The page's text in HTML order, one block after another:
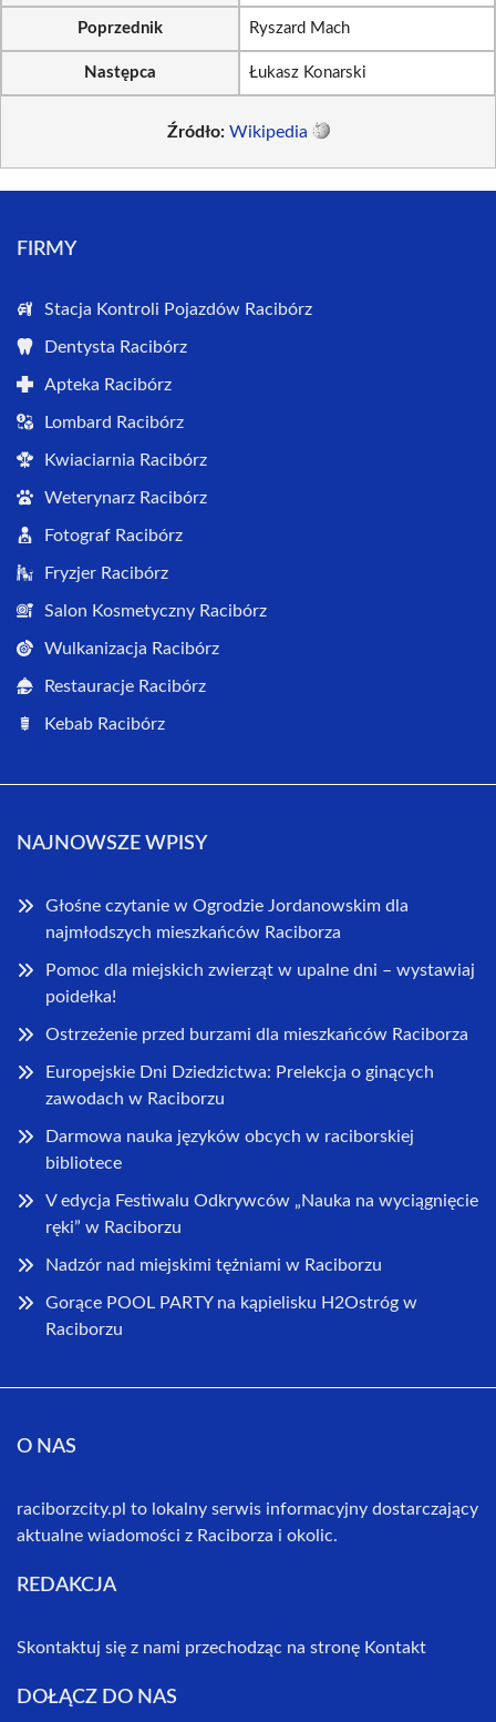
Poprzednik Ryszard Mach
Następca Łukasz Konarski
Źródło: Wikipedia
FIRMY
Stacja Kontroli Pojazdów Racibórz
Dentysta Racibórz
Apteka Racibórz
Lombard Racibórz
Kwiaciarnia Racibórz
Weterynarz Racibórz
Fotograf Racibórz
Fryzjer Racibórz
Salon Kosmetyczny Racibórz
Wulkanizacja Racibórz
Restauracje Racibórz
Kebab Racibórz
NAJNOWSZE WPISY
Głośne czytanie w Ogrodzie Jordanowskim dla
najmłodszych mieszkańców Raciborza
Pomoc dla miejskich zwierząt w upalne dni – wystawiaj
poidełka!
Ostrzeżenie przed burzami dla mieszkańców Raciborza
Europejskie Dni Dziedzictwa: Prelekcja o ginących
zawodach w Raciborzu
Darmowa nauka języków obcych w raciborskiej
bibliotece
V edycja Festiwalu Odkrywców „Nauka na wyciągnięcie
ręki” w Raciborzu
Nadzór nad miejskimi tężniami w Raciborzu
Gorące POOL PARTY na kąpielisku H2Ostróg w
Raciborzu
O NAS
raciborzcity.pl to lokalny serwis informacyjny dostarczający
aktualne wiadomości z Raciborza i okolic.
REDAKCJA
Skontaktuj się z nami przechodząc na stronę Kontakt
DOŁĄCZ DO NAS